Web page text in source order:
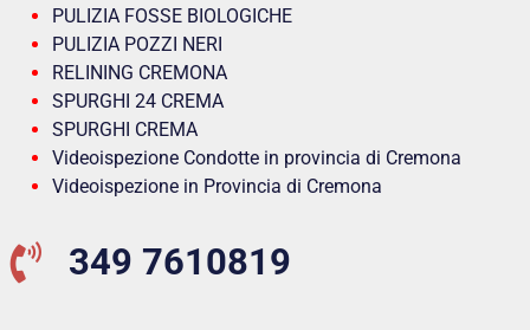
PULIZIA FOSSE BIOLOGICHE
PULIZIA POZZI NERI
RELINING CREMONA
SPURGHI 24 CREMA
SPURGHI CREMA
Videoispezione Condotte in provincia di Cremona
Videoispezione in Provincia di Cremona
349 7610819